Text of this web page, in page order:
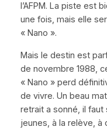
l’AFPM. La piste est
une fois, mais elle
« Nano ».
Mais le destin est
de novembre 1988,
« Nano » perd
de vivre. Un beau
retrait a sonné, il faut
jeunes, à la relève, à